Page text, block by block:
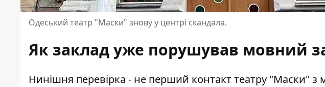
Одеський театр "Маски" знову у центрі скандала.
Як заклад уже порушував мовний
Нинішня перевірка - не перший контакт театру "Маски"